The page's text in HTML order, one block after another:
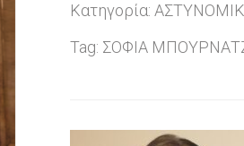
Κατηγορία:
Tag: ΣΟΦΙΑ